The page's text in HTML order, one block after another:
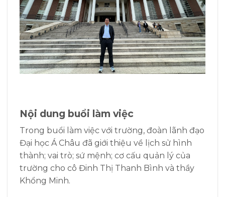
Nội dung buổi làm việc
Trong buổi làm việc với trường, đoàn lãnh đạo
Đại học Á Châu đã giới thiệu về lịch sử hình
thành; vai trò; sứ mệnh; cơ cấu quản lý của
trường cho cô Đinh Thị Thanh Bình và thầy
Khổng Minh.